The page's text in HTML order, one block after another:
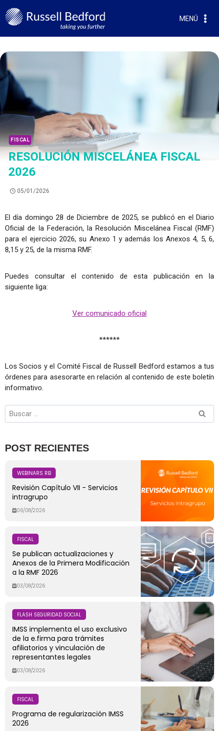
MENÚ
FISCAL
RESOLUCIÓN MISCELÁNEA FISCAL
2026
05/01/2026
El día domingo 28 de Diciembre de 2025, se publicó en el Diario
Oficial de la Federación, la Resolución Miscelánea Fiscal (RMF)
para el ejercicio 2026, su Anexo 1 y además los Anexos 4, 5, 6,
8,15 y 25, de la misma RMF.
Puedes consultar el contenido de esta publicación en la
siguiente liga:
Ver comunicado oficial
******
Los Socios y el Comité Fiscal de Russell Bedford estamos a tus
órdenes para asesorarte en relación al contenido de este boletín
informativo.
POST RECIENTES
WEBINARS RB
Revisión Capítulo VII - Servicios
intragrupo
06/08/2026
FISCAL
Se publican actualizaciones y
Anexos de la Primera Modificación
a la RMF 2026
03/08/2026
FLASH SEGURIDAD SOCIAL
IMSS implementa el uso exclusivo
de la e.firma para trámites
afiliatorios y vinculación de
representantes legales
03/08/2026
FISCAL
Programa de regularización IMSS
2026